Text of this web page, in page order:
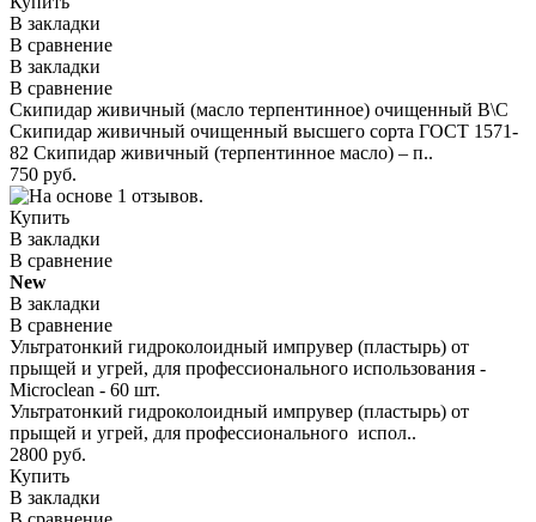
В закладки
В сравнение
В закладки
В сравнение
Скипидар живичный (масло терпентинное) очищенный В\С
Скипидар живичный очищенный высшего сорта ГОСТ 1571-
82 Скипидар живичный (терпентинное масло) – п..
750 руб.
Купить
В закладки
В сравнение
New
В закладки
В сравнение
Ультратонкий гидроколоидный импрувер (пластырь) от
прыщей и угрей, для профессионального использования -
Microclean - 60 шт.
Ультратонкий гидроколоидный импрувер (пластырь) от
прыщей и угрей, для профессионального испол..
2800 руб.
Купить
В закладки